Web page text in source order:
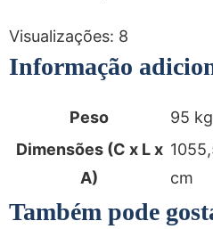
Visualizações: 8
Informação
Peso
95 kg
Dimensões (C x L x
A)
cm
Também pode